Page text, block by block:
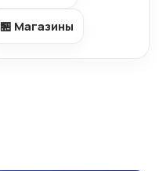
🏪 Магазины